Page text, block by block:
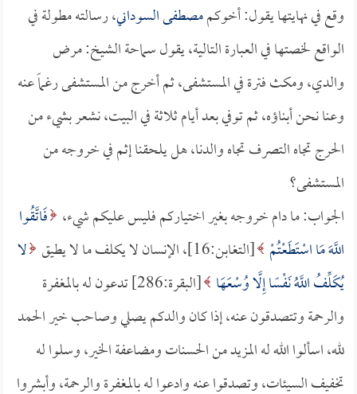
وقع في نهايتها يقول: أخوكممصطفى السوداني، رسالته مطولة في
الواقع لخصتها في العبارة التالية، يقول سماحة الشيخ: مرض
والدي، ومكث فترة في المستشفى، ثم أخرج من المستشفى رغماً عنه
وعنا نحن أبناؤه، ثم توفي بعد أيام ثلاثة في البيت، نشعر بشيء من
الحرج تجاه التصرف تجاه والدنا، هل يلحقنا إثم في خروجه من
المستشفى؟
الجواب: ما دام خروجه بغير اختياركم فليس عليكم شيء، فَاتَّقُوا
اللَّهَ مَا اسْتَطَعْتُمْ [التغابن:16]، الإنسان لا يكلف ما لا يطيق
لا
يُكَلِّفُ اللَّهُ نَفْسًا إِلَّا وُسْعَهَا
[البقرة:286] تدعون له بالمغفرة
والرحمة وتتصدقون عنه، إذا كان والدكم يصلي وصاحب خير الحمد
لله، اسألوا الله له المزيد من الحسنات ومضاعفة الخير، وسلوا له
تخفيف السيئات، وتصدقوا عنه وادعوا له بالمغفرة والرحمة، وأبشروا